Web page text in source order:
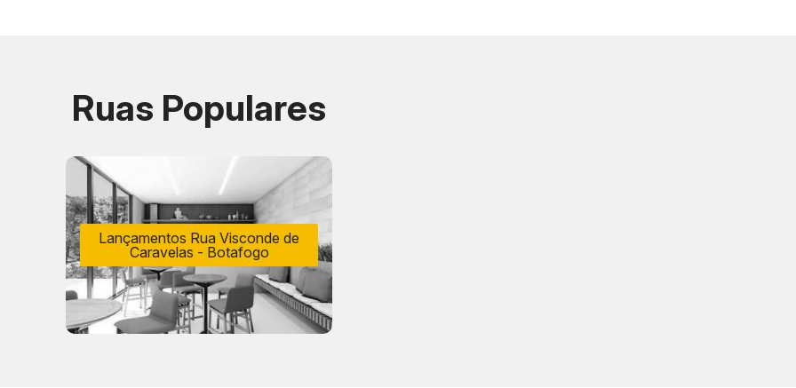
Ruas Populares
Lançamentos Rua Visconde de
Caravelas - Botafogo